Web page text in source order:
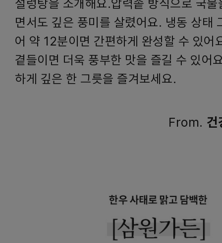
설렁탕을 소개해요.압력솥 방식으로 국
면서도 깊은 풍미를 살렸어요. 냉동 상태
어 약 12분이면 간편하게 완성할 수 있어
곁들이면 더욱 풍부한 맛을 즐길 수 있어
하게 깊은 한 그릇을 즐겨보세요.
From. 건